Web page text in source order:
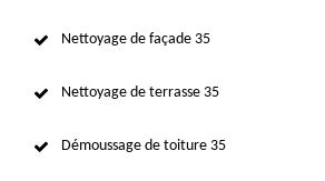
Nettoyage de façade 35
Nettoyage de terrasse 35
Démoussage de toiture 35